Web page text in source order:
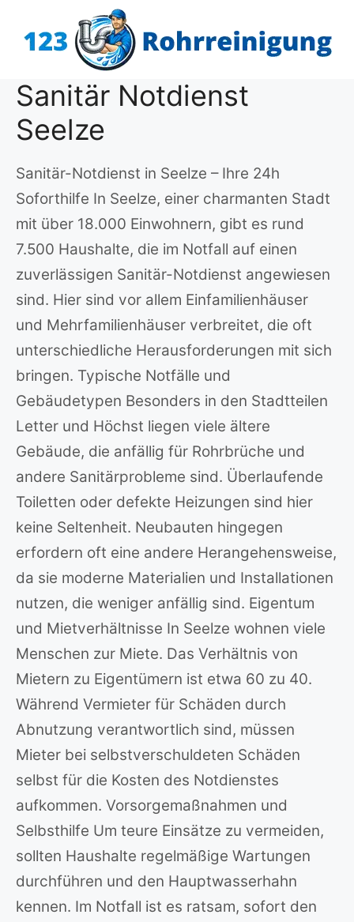
Inhalt
Sanitär Notdienst
Seelze
Sanitär-Notdienst in Seelze – Ihre 24h
Soforthilfe In Seelze, einer charmanten Stadt
mit über 18.000 Einwohnern, gibt es rund
7.500 Haushalte, die im Notfall auf einen
zuverlässigen Sanitär-Notdienst angewiesen
sind. Hier sind vor allem Einfamilienhäuser
und Mehrfamilienhäuser verbreitet, die oft
unterschiedliche Herausforderungen mit sich
bringen. Typische Notfälle und
Gebäudetypen Besonders in den Stadtteilen
Letter und Höchst liegen viele ältere
Gebäude, die anfällig für Rohrbrüche und
andere Sanitärprobleme sind. Überlaufende
Toiletten oder defekte Heizungen sind hier
keine Seltenheit. Neubauten hingegen
erfordern oft eine andere Herangehensweise,
da sie moderne Materialien und Installationen
nutzen, die weniger anfällig sind. Eigentum
und Mietverhältnisse In Seelze wohnen viele
Menschen zur Miete. Das Verhältnis von
Mietern zu Eigentümern ist etwa 60 zu 40.
Während Vermieter für Schäden durch
Abnutzung verantwortlich sind, müssen
Mieter bei selbstverschuldeten Schäden
selbst für die Kosten des Notdienstes
aufkommen. Vorsorgemaßnahmen und
Selbsthilfe Um teure Einsätze zu vermeiden,
sollten Haushalte regelmäßige Wartungen
durchführen und den Hauptwasserhahn
kennen. Im Notfall ist es ratsam, sofort den